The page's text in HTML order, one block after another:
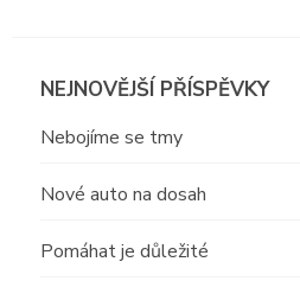
NEJNOVĚJŠÍ PŘÍSPĚVKY
Nebojíme se tmy
Nové auto na dosah
Pomáhat je důležité